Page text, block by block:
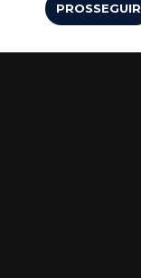
PROSSEGUIR